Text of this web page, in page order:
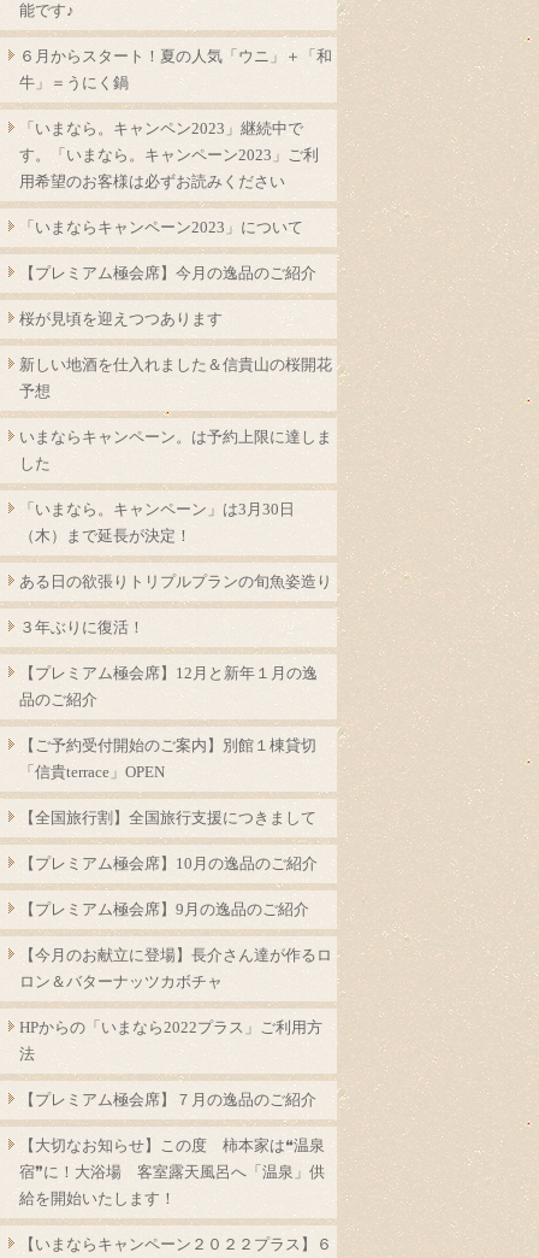
能です♪
６月からスタート！夏の人気「ウニ」＋「和
牛」＝うにく鍋
「いまなら。キャンペン2023」継続中で
す。「いまなら。キャンペーン2023」ご利
用希望のお客様は必ずお読みください
「いまならキャンペーン2023」について
【プレミアム極会席】今月の逸品のご紹介
桜が見頃を迎えつつあります
新しい地酒を仕入れました＆信貴山の桜開花
予想
いまならキャンペーン。は予約上限に達しま
した
「いまなら。キャンペーン」は3月30日
（木）まで延長が決定！
ある日の欲張りトリプルプランの旬魚姿造り
３年ぶりに復活！
【プレミアム極会席】12月と新年１月の逸
品のご紹介
【ご予約受付開始のご案内】別館１棟貸切
「信貴terrace」OPEN
【全国旅行割】全国旅行支援につきまして
【プレミアム極会席】10月の逸品のご紹介
【プレミアム極会席】9月の逸品のご紹介
【今月のお献立に登場】長介さん達が作るロ
ロン＆バターナッツカボチャ
HPからの「いまなら2022プラス」ご利用方
法
【プレミアム極会席】７月の逸品のご紹介
【大切なお知らせ】この度 柿本家は❝温泉
宿❞に！大浴場 客室露天風呂へ「温泉」供
給を開始いたします！
【いまならキャンペーン２０２２プラス】６